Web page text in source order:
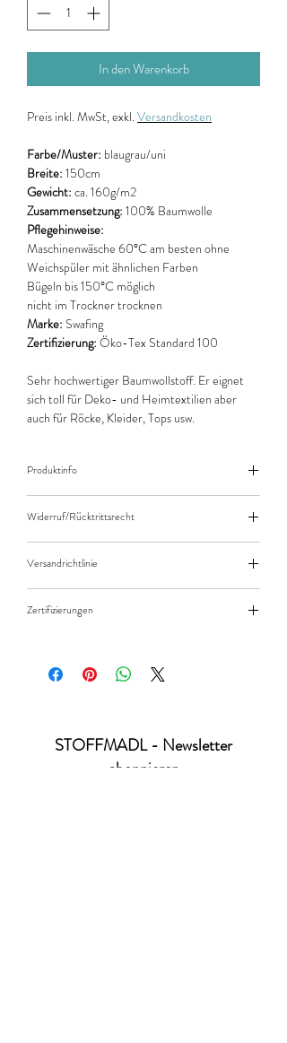
In den Warenkorb
Preis inkl. MwSt, exkl. Versandkosten
Farbe/Muster: blaugrau/uni
Breite: 150cm
Gewicht: ca. 160g/m2
Zusammensetzung: 100% Baumwolle
Pflegehinweise:
Maschinenwäsche 60°C am besten ohne
Weichspüler mit ähnlichen Farben
Bügeln bis 150°C möglich
nicht im Trockner trocknen
Marke: Swafing
Zertifizierung: Öko-Tex Standard 100
Sehr hochwertiger Baumwollstoff. Er eignet
sich toll für Deko- und Heimtextilien aber
auch für Röcke, Kleider, Tops usw.
Produktinfo
10cm (0,1m) Länge des Stoffes.
Bei einer Bestellung von zB. 50cm (0,5m)
daher bitte Anzahl 5 eingeben.
Widerruf/Rücktrittsrecht
Versandrichtlinie
Zertifizierungen
STOFFMADL - Newsletter
abonnieren